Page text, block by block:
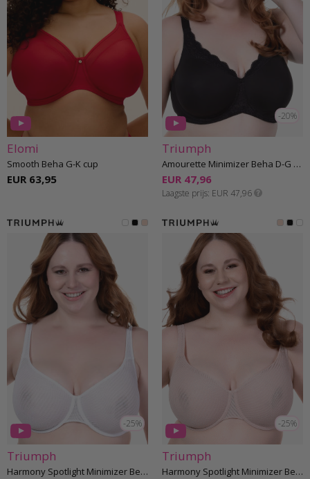
Elomi
Smooth Beha G-K cup
EUR 63,95
-20%
Triumph
Amourette Minimizer Beha D-G cup
EUR 47,96
Laagste prijs EUR 47,96
-25%
Triumph
Harmony Spotlight Minimizer Beha E-G cup
-25%
Triumph
Harmony Spotlight Minimizer Beha E-G cup